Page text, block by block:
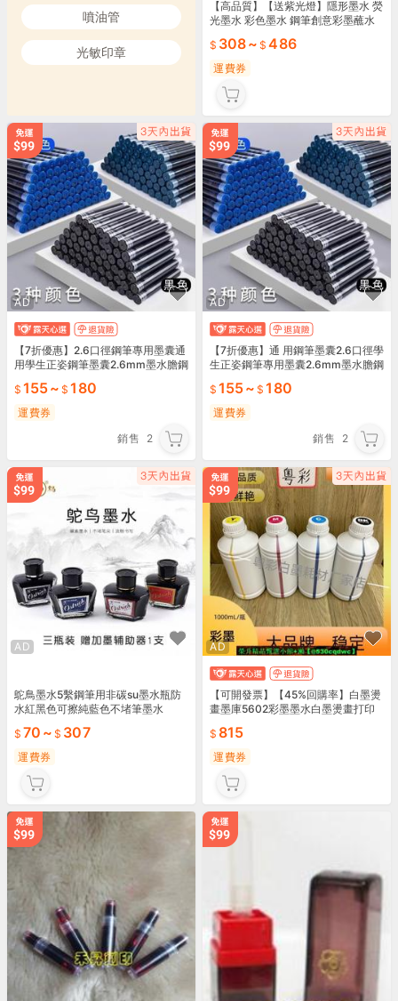
噴油管
光敏印章
【高品質】【送紫光燈】隱形墨水 熒
光墨水 彩色墨水 鋼筆創意彩墨蘸水
集 露天市
308~ 486
運費券
AD
【7折優惠】2.6口徑鋼筆專用墨囊通
用學生正姿鋼筆墨囊2.6mm墨水膽鋼
155~ 180
運費券
銷售
2
AD
【7折優惠】通 用鋼筆墨囊2.6口徑學
生正姿鋼筆專用墨囊2.6mm墨水膽鋼
155~ 180
運費券
銷售
2
AD
鴕鳥墨水5繫鋼筆用非碳su墨水瓶防
水紅黑色可擦純藍色不堵筆墨水
70 ~ 307
運費券
AD
【可開發票】【45%回購率】白墨燙
畫墨庫5602彩墨墨水白墨燙畫打印
815
運費券